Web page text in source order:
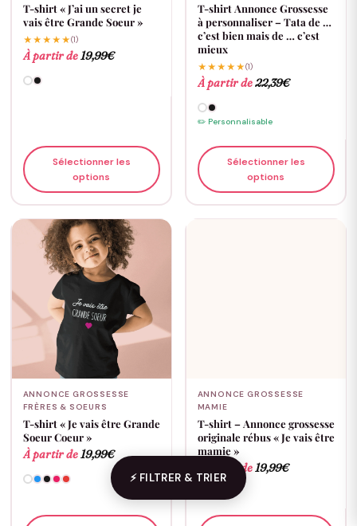
T-shirt « J’ai un secret je
vais être Grande Soeur »
★★★★★(1)
À partir de19,99€
Sélectionner les
options
T-shirt Annonce Grossesse
à personnaliser – Tata de …
c’est bien mais de … c’est
mieux
★★★★★(1)
À partir de22,39€
✏️ Personnalisable
Sélectionner les
options
ANNONCE GROSSESSE
FRÈRES & SOEURS
T-shirt « Je vais être Grande
Soeur Coeur »
À partir de19,99€
ANNONCE GROSSESSE
MAMIE
T-shirt – Annonce grossesse
originale rébus « Je vais être
mamie »
À partir de19,99€
⚡ FILTRER & TRIER